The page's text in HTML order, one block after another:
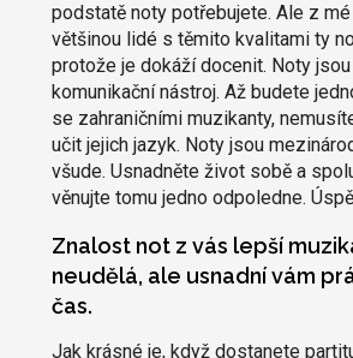
podstatě noty potřebujete. Ale z
většinou lidé s těmito kvalitami ty
protože je dokáží docenit. Noty
komunikační nástroj. Až budete
se zahraničními muzikanty,
učit jejich jazyk. Noty jsou
všude. Usnadněte život sobě a
věnujte tomu jedno odpoledne.
Znalost not z vás lepší
neudělá, ale usnadní vám
čas.
Jak krásné je, když dostanete